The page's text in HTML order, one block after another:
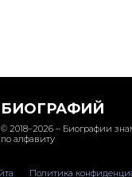
БИОГРАФИЙ
© 2018–2026 – Биографии
по алфавиту
Политика